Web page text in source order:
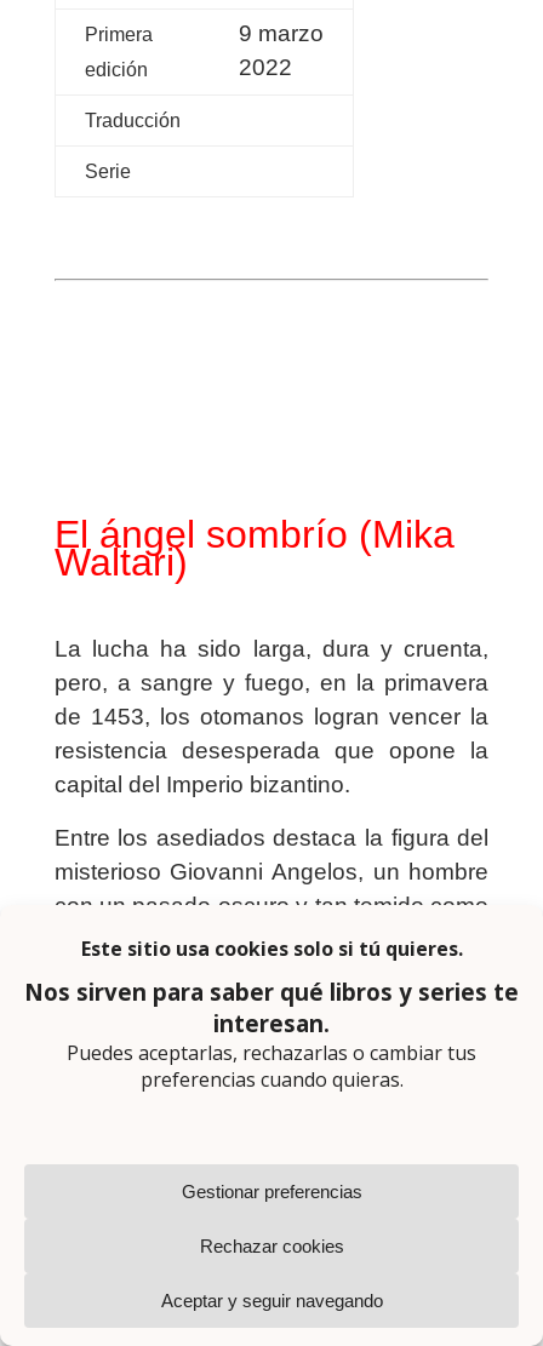
Primera
edición
9 marzo
2022
Traducción
Serie
El ángel sombrío (Mika
Waltari)
La lucha ha sido larga, dura y cruenta,
pero, a sangre y fuego, en la primavera
de 1453, los otomanos logran vencer la
resistencia desesperada que opone la
capital del Imperio bizantino.
Entre los asediados destaca la figura del
misterioso Giovanni Angelos, un hombre
con un pasado oscuro y tan temido como
admirado por los nobles y generales de
caída de Constantinopla es inevitable,
Angelos decide ir hasta allí.
Las consecuencias son imprevisibles: se
Lucas Notara y no podrá ocultar para
siempre su gran secreto…
El ángel sombrío, publicada también
Constantinopla
, Mika Waltari (autor